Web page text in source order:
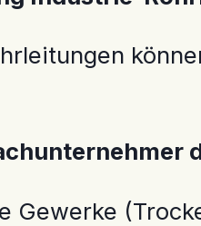
Gewerke